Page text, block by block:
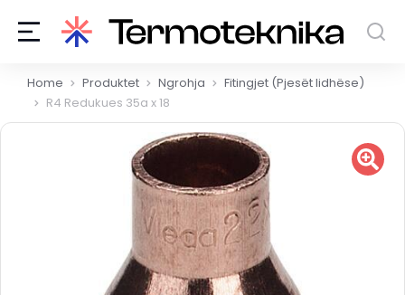
You are here:
Home Produktet Ngrohja
Fitingjet (Pjesët lidhëse)
R4 Redukues 35a x 18